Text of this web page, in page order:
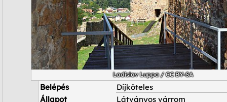
Ladislav Luppa/CC BY-SA
Belépés
Díjköteles
Állapot
Látványos várrom